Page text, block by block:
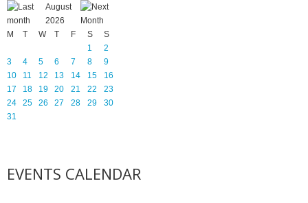
August
2026
M
T W T F S
S
1
2
3
4 5 6 7 8
9
10
11 12 13 14 15
16
17
18 19 20 21 22
23
24
25 26 27 28 29
30
31
EVENTS CALENDAR